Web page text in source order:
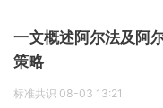
一文概述阿尔法及阿
策略
标准共识 08-03 13:21